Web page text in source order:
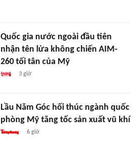
Quốc gia nước ngoài đầu tiên
nhận tên lửa không chiến AIM-
260 tối tân của Mỹ
3 giờ
Lầu Năm Góc hối thúc ngành quốc
phòng Mỹ tăng tốc sản xuất vũ khí
6 giờ